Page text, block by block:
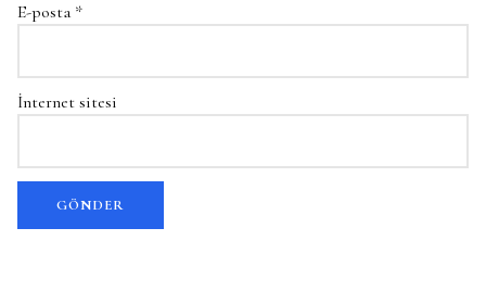
E-posta *
İnternet sitesi